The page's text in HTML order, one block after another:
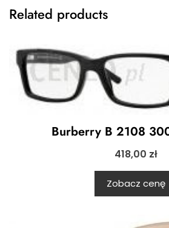
Related products
Burberry B 2108
418,00 zł
Zobacz cenę